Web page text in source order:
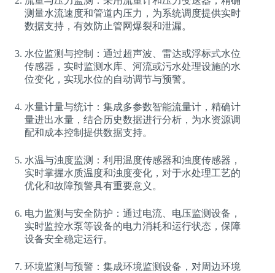
测量水流速度和管道内压力，为系统调度提供实时
数据支持，有效防止管网爆裂和泄漏。
水位监测与控制：通过超声波、雷达或浮标式水位
传感器，实时监测水库、河流或污水处理设施的水
位变化，实现水位的自动调节与预警。
水量计量与统计：集成多参数智能流量计，精确计
量进出水量，结合历史数据进行分析，为水资源调
配和成本控制提供数据支持。
水温与浊度监测：利用温度传感器和浊度传感器，
实时掌握水质温度和浊度变化，对于水处理工艺的
优化和故障预警具有重要意义。
电力监测与安全防护：通过电流、电压监测设备，
实时监控水泵等设备的电力消耗和运行状态，保障
设备安全稳定运行。
环境监测与预警：集成环境监测设备，对周边环境